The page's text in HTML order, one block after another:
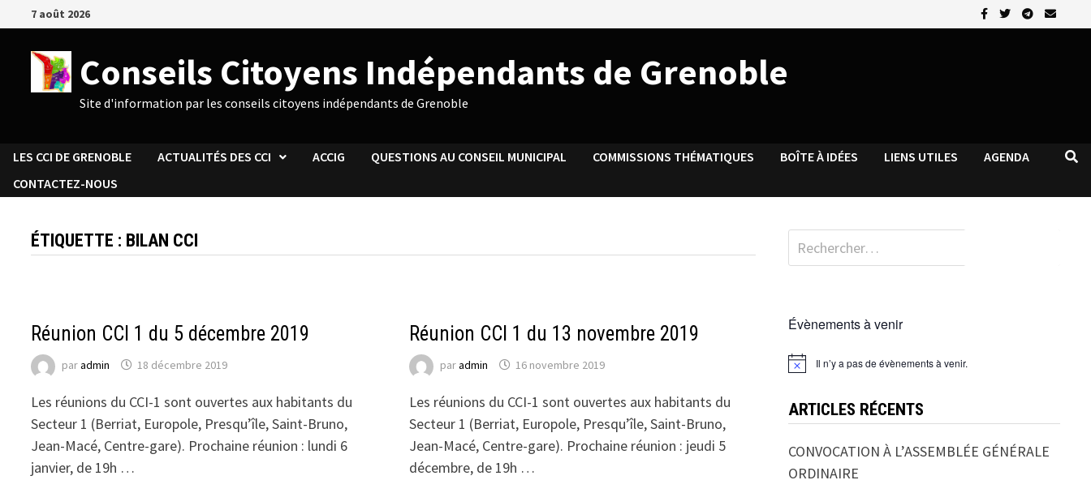
Passer
au
contenu
7 août 2026
Conseils Citoyens Indépendants de Grenoble
Site d'information par les conseils citoyens indépendants de Grenoble
LES CCI DE GRENOBLE ACTUALITÉS DES CCI ACCIG QUESTIONS AU CONSEIL MUNICIPAL COMMISSIONS THÉMATIQUES BOÎTE À IDÉES LIENS UTILES
AGENDA
CONTACTEZ-NOUS
ÉTIQUETTE : BILAN CCI
Réunion CCI 1 du 5 décembre 2019
paradmin 18 décembre 2019
Les réunions du CCI-1 sont ouvertes aux habitants du
Secteur 1 (Berriat, Europole, Presqu’île, Saint-Bruno,
Jean-Macé, Centre-gare). Prochaine réunion : lundi 6
janvier, de 19h …
Réunion CCI 1 du 13 novembre 2019
paradmin 16 novembre 2019
Les réunions du CCI-1 sont ouvertes aux habitants du
Secteur 1 (Berriat, Europole, Presqu’île, Saint-Bruno,
Jean-Macé, Centre-gare). Prochaine réunion : jeudi 5
décembre, de 19h …
Rechercher :
Évènements à venir
Il n’y a pas de évènements à venir.
ARTICLES RÉCENTS
CONVOCATION À L’ASSEMBLÉE GÉNÉRALE
ORDINAIRE